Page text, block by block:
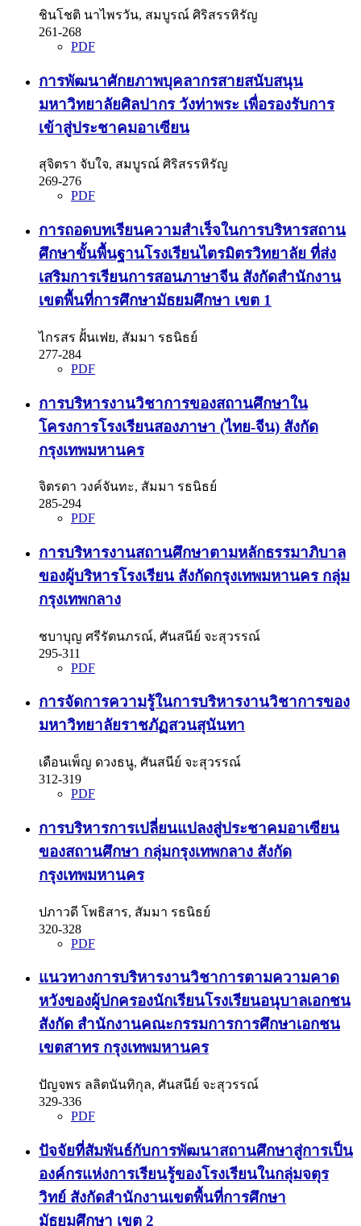
ชินโชติ นาไพรวัน, สมบูรณ์ ศิริสรรหิรัญ
261-268
PDF
การพัฒนาศักยภาพบุคลากรสายสนับสนุน
มหาวิทยาลัยศิลปากร วังท่าพระ เพื่อรองรับการ
เข้าสู่ประชาคมอาเซียน
สุจิตรา จับใจ, สมบูรณ์ ศิริสรรหิรัญ
269-276
PDF
การถอดบทเรียนความสำเร็จในการบริหารสถาน
ศึกษาขั้นพื้นฐานโรงเรียนไตรมิตรวิทยาลัย ที่ส่ง
เสริมการเรียนการสอนภาษาจีน สังกัดสำนักงาน
เขตพื้นที่การศึกษามัธยมศึกษา เขต 1
ไกรสร ฝั้นเฟย, สัมมา รธนิธย์
277-284
PDF
การบริหารงานวิชาการของสถานศึกษาใน
โครงการโรงเรียนสองภาษา (ไทย-จีน) สังกัด
กรุงเทพมหานคร
จิตรดา วงค์จันทะ, สัมมา รธนิธย์
285-294
PDF
การบริหารงานสถานศึกษาตามหลักธรรมาภิบาล
ของผู้บริหารโรงเรียน สังกัดกรุงเทพมหานคร กลุ่ม
กรุงเทพกลาง
ชบาบุญ ศรีรัตนภรณ์, ศันสนีย์ จะสุวรรณ์
295-311
PDF
การจัดการความรู้ในการบริหารงานวิชาการของ
มหาวิทยาลัยราชภัฏสวนสุนันทา
เดือนเพ็ญ ดวงธนู, ศันสนีย์ จะสุวรรณ์
312-319
PDF
การบริหารการเปลี่ยนแปลงสู่ประชาคมอาเซียน
ของสถานศึกษา กลุ่มกรุงเทพกลาง สังกัด
กรุงเทพมหานคร
ปภาวดี โพธิสาร, สัมมา รธนิธย์
320-328
PDF
แนวทางการบริหารงานวิชาการตามความคาด
หวังของผู้ปกครองนักเรียนโรงเรียนอนุบาลเอกชน
สังกัด สำนักงานคณะกรรมการการศึกษาเอกชน
เขตสาทร กรุงเทพมหานคร
ปัญจพร ลลิตนันทิกุล, ศันสนีย์ จะสุวรรณ์
329-336
PDF
ปัจจัยที่สัมพันธ์กับการพัฒนาสถานศึกษาสู่การเป็น
องค์กรแห่งการเรียนรู้ของโรงเรียนในกลุ่มจตุร
วิทย์ สังกัดสำนักงานเขตพื้นที่การศึกษา
มัธยมศึกษา เขต 2